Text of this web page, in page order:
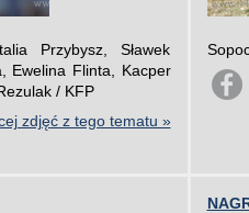
Przybysz, Sławek
Ewelina Flinta, Kacper
/ KFP
zdjęć z tego tematu »